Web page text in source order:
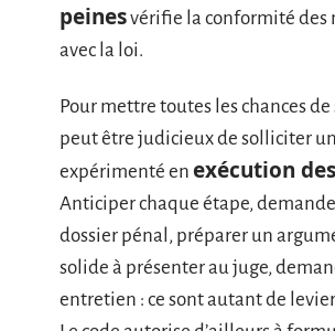
peinesvérifie la conformité des
avec la loi.
Pour mettre toutes les chances de
peut être judicieux de solliciter
expérimenté en exécution
Anticiper chaque étape,
dossier pénal, préparer un
solide à présenter au juge,
entretien : ce sont autant de